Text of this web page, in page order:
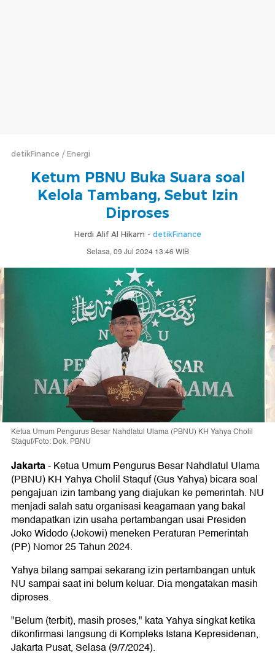
detikFinance Energi
Ketum PBNU Buka Suara soal
Kelola Tambang, Sebut Izin
Diproses
Herdi Alif Al Hikam - detikFinance
Selasa, 09 Jul 2024 13:46 WIB
Ketua Umum Pengurus Besar Nahdlatul Ulama (PBNU) KH Yahya Cholil
Staquf/Foto: Dok. PBNU
Jakarta-Ketua Umum Pengurus Besar Nahdlatul Ulama
(PBNU) KH Yahya Cholil Staquf (Gus Yahya) bicara soal
pengajuan izin tambang yang diajukan ke pemerintah. NU
menjadi salah satu organisasi keagamaan yang bakal
mendapatkan izin usaha pertambangan usai Presiden
Joko Widodo (Jokowi) meneken Peraturan Pemerintah
(PP) Nomor 25 Tahun 2024.
Yahya bilang sampai sekarang izin pertambangan untuk
NU sampai saat ini belum keluar. Dia mengatakan masih
diproses.
"Belum (terbit), masih proses," kata Yahya singkat ketika
dikonfirmasi langsung di Kompleks Istana Kepresidenan,
Jakarta Pusat, Selasa (9/7/2024).